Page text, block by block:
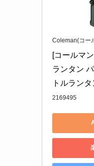
Coleman(コー
[コールマ
ランタン
トルラン
2169495